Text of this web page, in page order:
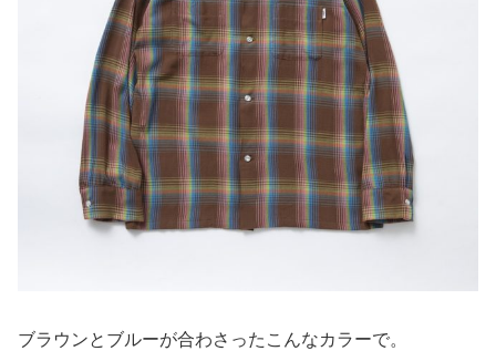
ブラウンとブルーが合わさったこんなカラーで。